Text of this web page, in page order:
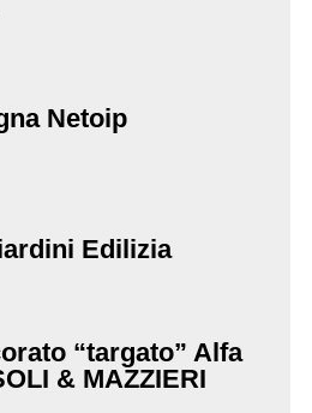
Netoip
Edilizia
“targato” Alfa
& MAZZIERI